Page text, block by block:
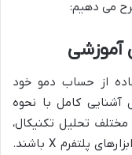
می دهیم:
از حساب دمو خود
آشنایی کامل با نحوه
تست ۱۰ استراتژی مختلف تحلیل تکنیکال،
بهبود دقت در تنظیم حد ضرر یا تسلط بر ابزارهای پلتفرم X باشند.